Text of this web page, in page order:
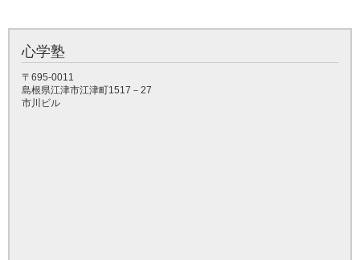
心学塾
〒695-0011
島根県江津市江津町1517－27
市川ビル